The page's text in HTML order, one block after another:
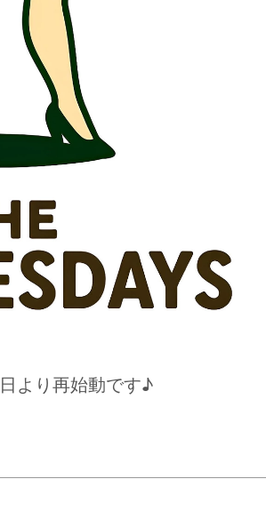
より再始動です♪